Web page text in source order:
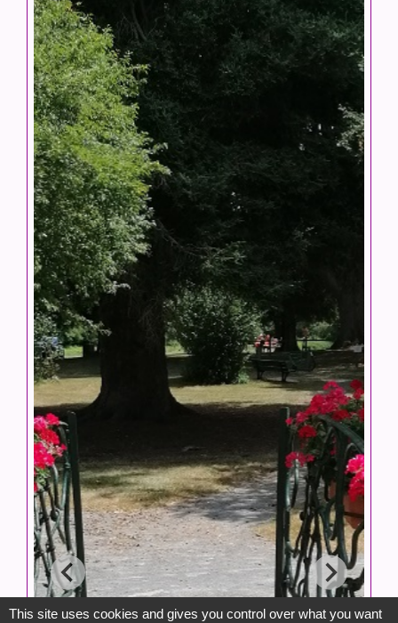
This site uses cookies and gives you control over what you want